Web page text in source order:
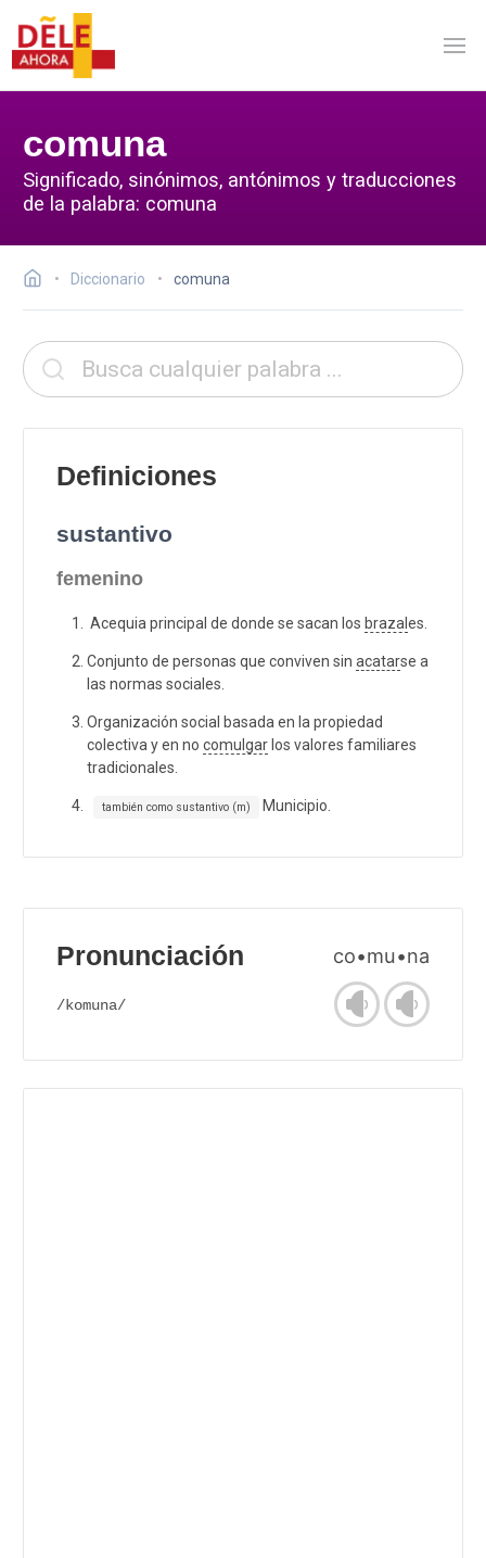
comuna
Significado, sinónimos, antónimos y traducciones
de la palabra: comuna
Diccionario comuna
Definiciones
sustantivo
femenino
Acequia principal de donde se sacan los brazal es.
Conjunto de personas que conviven sin acatarse a
las normas sociales.
Organización social basada en la propiedad
colectiva y en no comulgar los valores familiares
tradicionales.
también como sustantivo (m) Municipio.
Pronunciación co•mu•na
/komuna/